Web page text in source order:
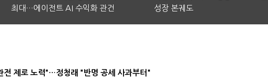
최대…에이전트 AI 수익화 관건
성장 본궤도
전 제로 노력"…정청래 "반명 공세 사과부터"